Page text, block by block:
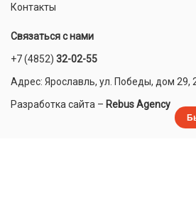
Контакты
Связаться с нами
+7 (4852) 32-02-55
Адрес: Ярославль, ул. Победы, дом 29,
Разработка сайта – Rebus Agency